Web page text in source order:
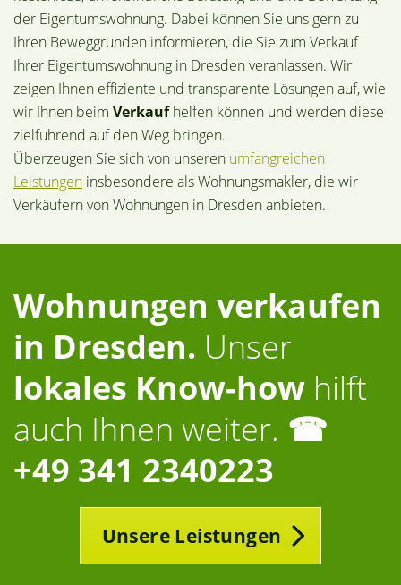
der Eigentumswohnung. Dabei können Sie uns gern zu
Ihren Beweggründen informieren, die Sie zum Verkauf
Ihrer Eigentumswohnung in Dresden veranlassen. Wir
zeigen Ihnen effiziente und transparente Lösungen auf, wie
wir Ihnen beim Verkaufhelfen können und werden diese
zielführend auf den Weg bringen.
Überzeugen Sie sich von unseren umfangreichen
Leistungen insbesondere als Wohnungsmakler, die wir
Verkäufern von Wohnungen in Dresden anbieten.
Wohnungen verkaufen
in Dresden. Unser
lokales Know-how hilft
auch Ihnen weiter. ☎
+49 341 2340223
Unsere Leistungen